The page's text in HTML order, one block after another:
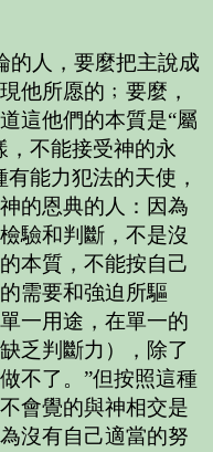
的人，要麼把主說成
他所愿的﹔要麼，
這他們的本質是“屬
，不能接受神的永
能力犯法的天使，
的恩典的人：因為
驗和判斷，不是沒
本質，不能按自己
需要和強迫所驅
一用途，在單一的
乏判斷力），除了
不了。”但按照這種
會覺的與神相交是
沒有自己適當的努